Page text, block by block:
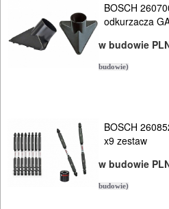
OSPRZĘT
HYDRAULICZNE
PALNIKI
PNEUMATYCZNE
AKCESORIA
BOSCH
odkurzacza
w budowie
budowie)
BOSCH
x9 zestaw
w budowie
budowie)